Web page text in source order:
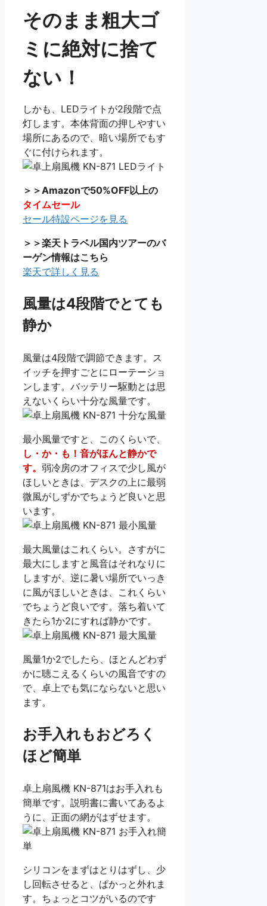
そのまま粗大ゴ
ミに絶対に捨て
ない！
しかも、LEDライトが2段階で点
灯します。本体背面の押しやすい
場所にあるので、暗い場所でもす
ぐに付けられます。
＞＞Amazonで50%OFF以上の
タイムセール
セール特設ページを見る
＞＞楽天トラベル国内ツアーのバ
ーゲン情報はこちら
楽天で詳しく見る
風量は4段階でとても
静か
風量は4段階で調節できます。ス
イッチを押すごとにローテーショ
ンします。バッテリー駆動とは思
えないくらい十分な風量です。
最小風量ですと、このくらいで、
し・か・も！音がほんと静かで
す。 弱冷房のオフィスで少し風が
ほしいときは、デスクの上に最弱
微風がしずかでちょうど良いと思
います。
最大風量はこれくらい。さすがに
最大にしますと風音はそれなりに
しますが、逆に暑い場所でいっき
に風がほしいときは、これくらい
でちょうど良いです。落ち着いて
きたら1か2にすれば静かです。
風量1か2でしたら、ほとんどわず
かに聴こえるくらいの風音ですの
で、卓上でも気にならないと思い
ます。
お手入れもおどろく
ほど簡単
卓上扇風機 KN-871はお手入れも
簡単です。説明書に書いてあるよ
うに、正面の網がはずせます。
シリコンをまずはとりはずし、少
し回転させると、ぱかっと外れま
す。ちょっとコツがいるのです